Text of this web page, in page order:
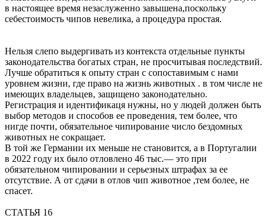
в настоящее время незаслуженно завышена,поскольку
себестоимость чипов невелика, а процедура простая.
Нельзя слепо выдергивать из контекста отдельные пункты
законодательства богатых стран, не просчитывая последствий.
Лучше обратиться к опыту стран с сопоставимым с нами
уровнем жизни, где право на жизнь животных . в том числе не
имеющих владельцев, защищено законодательно.
Регистрация и идентификаця нужны, но у людей должен быть
выбор методов и способов ее проведения, тем более, что
нигде почти, обязательное чипирование число бездомных
животных не сокращает.
В той же Германии их меньше не становится, а в Португалии
в 2022 году их было отловлено 46 тыс.— это при
обязательном чипировании и серьезных штрафах за ее
отсутствие. А от сдачи в отлов чип животное ,тем более, не
спасет.
СТАТЬЯ 16